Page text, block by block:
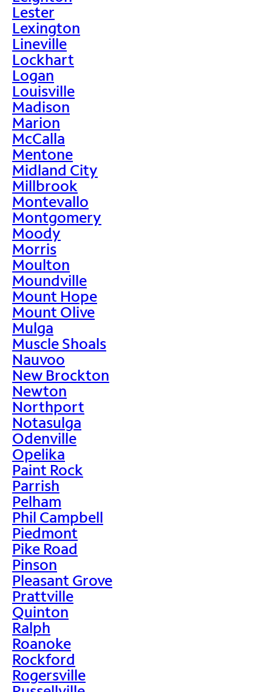
Lester
Lexington
Lineville
Lockhart
Logan
Louisville
Madison
Marion
McCalla
Mentone
Midland City
Millbrook
Montevallo
Montgomery
Moody
Morris
Moulton
Moundville
Mount Hope
Mount Olive
Mulga
Muscle Shoals
Nauvoo
New Brockton
Newton
Northport
Notasulga
Odenville
Opelika
Paint Rock
Parrish
Pelham
Phil Campbell
Piedmont
Pike Road
Pinson
Pleasant Grove
Prattville
Quinton
Ralph
Roanoke
Rockford
Rogersville